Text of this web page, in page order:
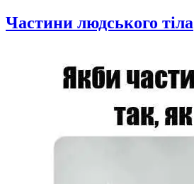
Частини людського тіла